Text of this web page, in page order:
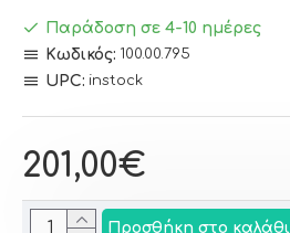
201,00€
Παράδοση σε 4-10 ημέρες
Κωδικός: 100.00.795
UPC: instock
Προσθήκη στο καλάθι